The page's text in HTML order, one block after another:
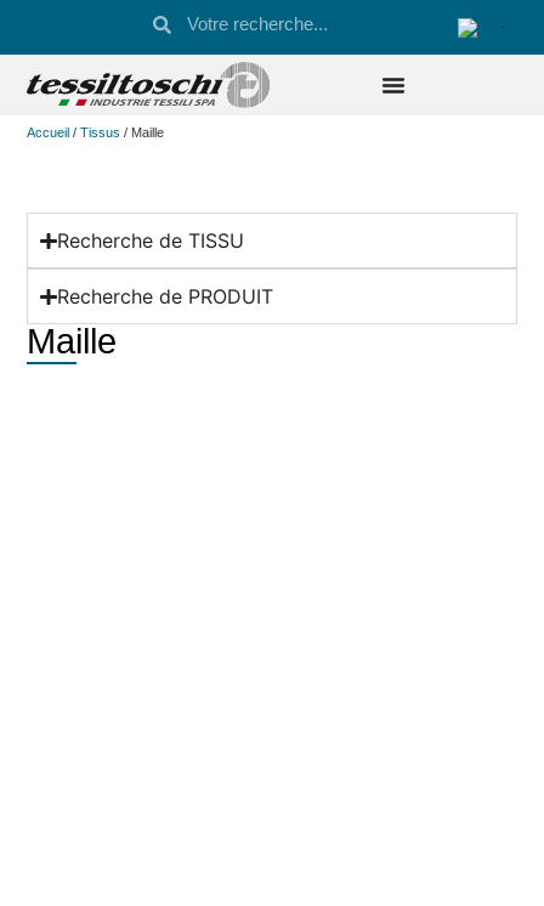
Accueil /Tissus / Maille
Recherche de TISSU
Recherche de PRODUIT
Maille